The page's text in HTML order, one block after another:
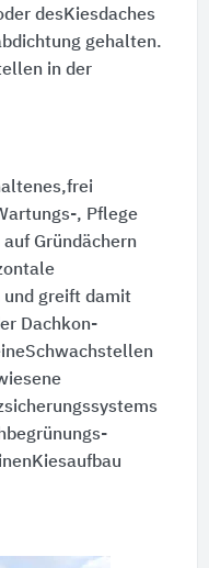
desKiesdaches
gehalten.
in der
, Pflege
Gründächern
greift damit
Dachkon-